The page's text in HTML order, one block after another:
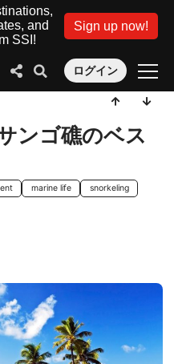
and
SSI!
Sign up now!
ログイン
ンゴ礁のベス
marine life
snorkeling